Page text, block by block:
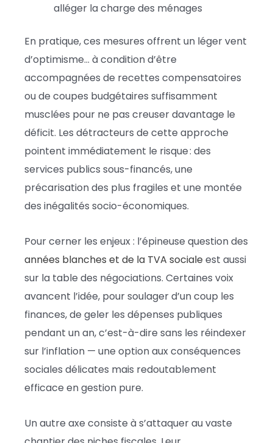
alléger la charge des ménages
En pratique, ces mesures offrent un léger vent
d’optimisme… à condition d’être
accompagnées de recettes compensatoires
ou de coupes budgétaires suffisamment
musclées pour ne pas creuser davantage le
déficit. Les détracteurs de cette approche
pointent immédiatement le risque : des
services publics sous-financés, une
précarisation des plus fragiles et une montée
des inégalités socio-économiques.
Pour cerner les enjeux : l’épineuse question des
années blanches et de la TVA socialeest aussi
sur la table des négociations. Certaines voix
avancent l’idée, pour soulager d’un coup les
finances, de geler les dépenses publiques
pendant un an, c’est-à-dire sans les réindexer
sur l’inflation — une option aux conséquences
sociales délicates mais redoutablement
efficace en gestion pure.
Un autre axe consiste à s’attaquer au vaste